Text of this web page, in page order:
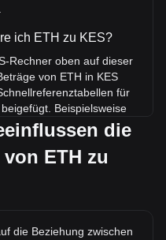
ich ETH zu KES?
Rechner oben auf dieser
von ETH in KES
für
Beispielsweise
während 5 ETH etwa
ETH/KES aller Zeiten?
in KES liegt bei
die
ETH zu
die Beziehung zwischen